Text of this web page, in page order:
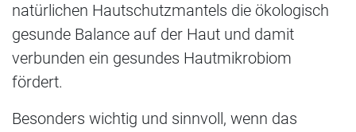
natürlichen Hautschutzmantels die ökologisch
gesunde Balance auf der Haut und damit
verbunden ein gesundes Hautmikrobiom
fördert.
Besonders wichtig und sinnvoll, wenn das